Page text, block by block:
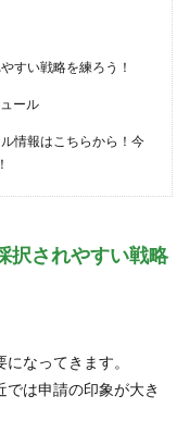
すい戦略を練ろう！
ール
情報はこちらから！今
択されやすい戦略
なってきます。
は申請の印象が大き
全般
補正予算